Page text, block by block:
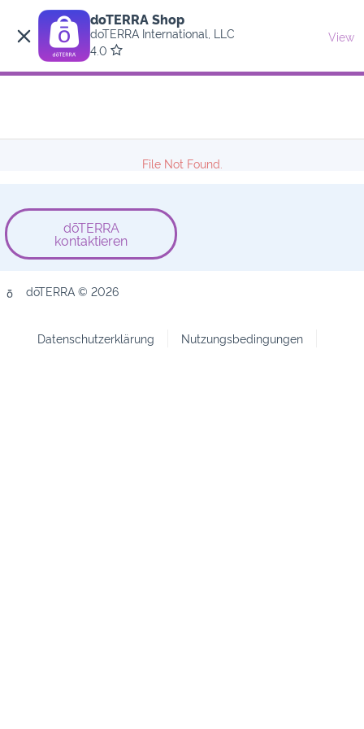
doTERRA Shop
doTERRA International, LLC
4.0
View
File Not Found.
dōTERRA
kontaktieren
dōTERRA © 2026
Datenschutzerklärung Nutzungsbedingungen